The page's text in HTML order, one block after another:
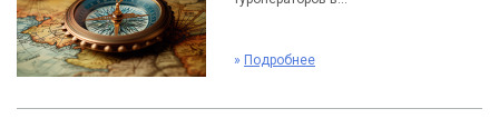
» Подробнее